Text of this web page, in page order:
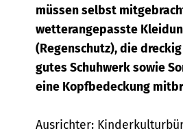
müssen selbst
wetterangepasste
(Regenschutz), die
gutes Schuhwerk sowie
eine Kopfbedeckung
Ausrichter: